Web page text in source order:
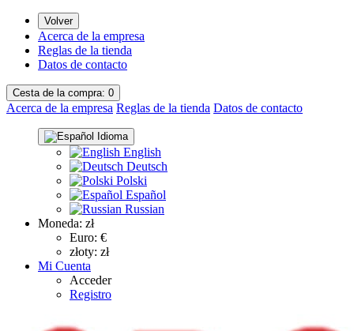
Volver
Acerca de la empresa
Reglas de la tienda
Datos de contacto
Cestade la compra: 0
Acerca de la empresa Reglas de la tienda Datos de contacto
Idioma
English
Deutsch
Polski
Español
Russian
Moneda: zł
Euro: €
złoty: zł
Mi Cuenta
Acceder
Registro